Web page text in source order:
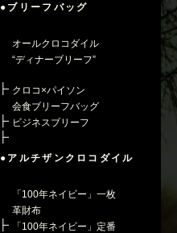
●ブリーフバッグ
オールクロコダイル
“ディナーブリーフ”
クロコ×パイソン
会食ブリーフバッグ
ビジネスブリーフ
●アルチザンクロコダイル
「100年ネイビー」一枚
革財布
「100年ネイビー」定番